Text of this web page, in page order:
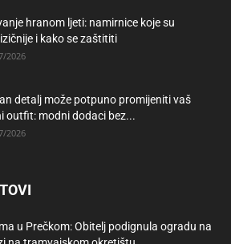
hranom ljeti: namirnice koje su
i kako se zaštititi
2026
detalj može potpuno promijeniti vaš
outfit: modni dodaci bez...
2026
u Prečkom: Obitelj podignula ogradu na